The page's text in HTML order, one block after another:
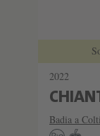
2022
Badia a